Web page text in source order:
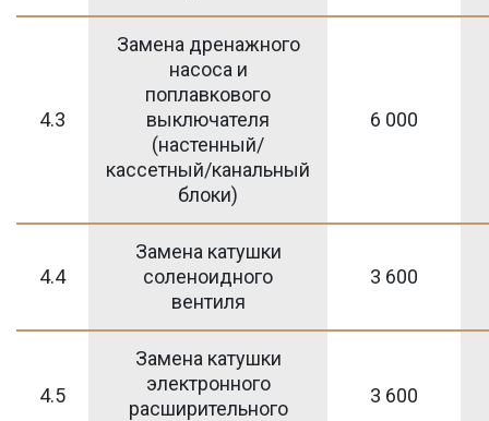
4.3
Замена дренажного
насоса и
поплавкового
выключателя
(настенный/
кассетный/канальный
блоки)
6 000
4.4
Замена катушки
соленоидного
вентиля
3 600
4.5
Замена катушки
электронного
расширительного
3 600